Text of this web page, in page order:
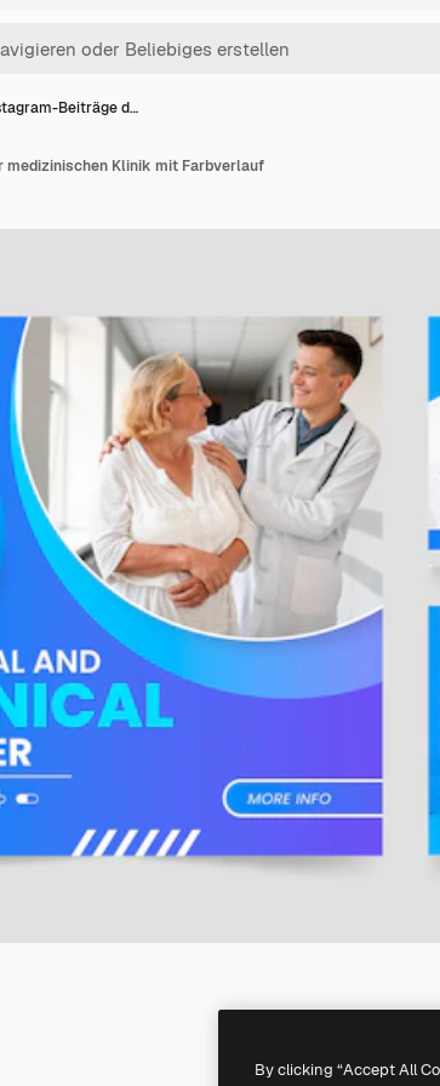
Beiträge d…
medizinischen Klinik mit Farbverlauf
By clicking “Accept All